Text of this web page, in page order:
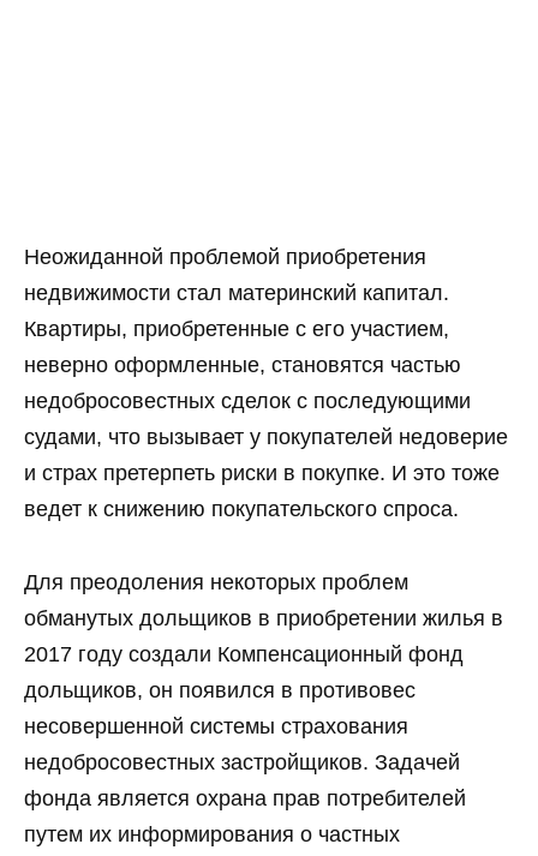
Неожиданной проблемой приобретения
недвижимости стал материнский капитал.
Квартиры, приобретенные с его участием,
неверно оформленные, становятся частью
недобросовестных сделок с последующими
судами, что вызывает у покупателей недоверие
и страх претерпеть риски в покупке. И это тоже
ведет к снижению покупательского спроса.
Для преодоления некоторых проблем
обманутых дольщиков в приобретении жилья в
2017 году создали Компенсационный фонд
дольщиков, он появился в противовес
несовершенной системы страхования
недобросовестных застройщиков. Задачей
фонда является охрана прав потребителей
путем их информирования о частных